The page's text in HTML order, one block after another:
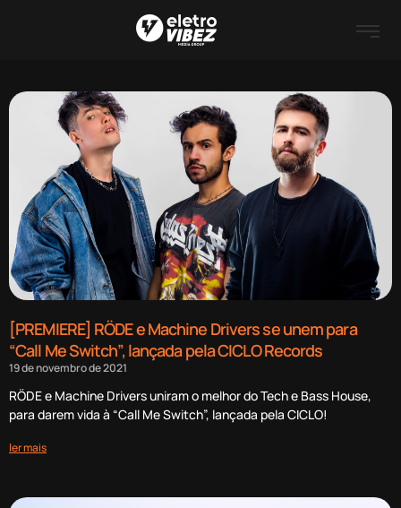
[PREMIERE] RÖDE e Machine Drivers se unem para
“Call Me Switch”, lançada pela CICLO Records
19 de novembro de 2021
RÖDE e Machine Drivers uniram o melhor do Tech e Bass House,
para darem vida à “Call Me Switch”, lançada pela CICLO!
ler mais